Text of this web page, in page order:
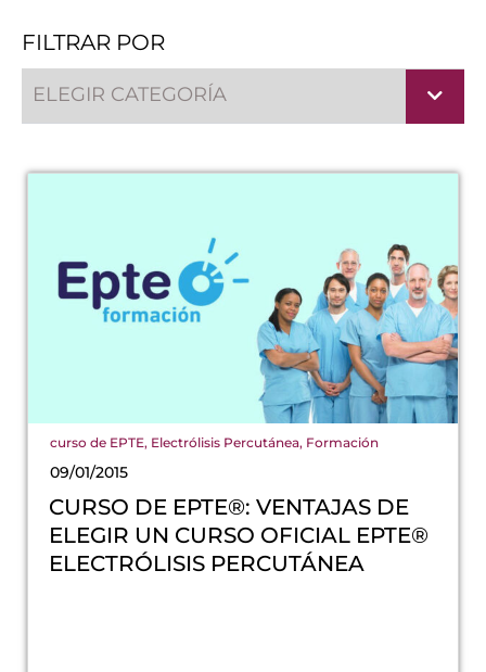
FILTRAR POR
ELEGIR CATEGORÍA
curso de EPTE, Electrólisis Percutánea, Formación
09/01/2015
CURSO DE EPTE®: VENTAJAS DE
ELEGIR UN CURSO OFICIAL EPTE®
ELECTRÓLISIS PERCUTÁNEA